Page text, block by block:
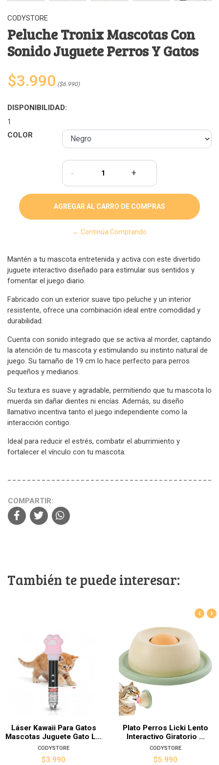
CODYSTORE
Peluche Tronix Mascotas Con
Sonido Juguete Perros Y Gatos
$3.990 ($6.990)
DISPONIBILIDAD:
1
COLOR
- +
← Continúa Comprando
Mantén a tu mascota entretenida y activa con este divertido
juguete interactivo diseñado para estimular sus sentidos y
fomentar el juego diario.
Fabricado con un exterior suave tipo peluche y un interior
resistente, ofrece una combinación ideal entre comodidad y
durabilidad.
Cuenta con sonido integrado que se activa al morder, captando
la atención de tu mascota y estimulando su instinto natural de
juego. Su tamaño de 19 cm lo hace perfecto para perros
pequeños y medianos.
Su textura es suave y agradable, permitiendo que tu mascota lo
muerda sin dañar dientes ni encías. Además, su diseño
llamativo incentiva tanto el juego independiente como la
interacción contigo.
Ideal para reducir el estrés, combatir el aburrimiento y
fortalecer el vínculo con tu mascota.
COMPARTIR:
También te puede interesar:
Láser Kawaii Para Gatos
Mascotas Juguete Gato L...
CODYSTORE
$3.990
Plato Perros Licki Lento
Interactivo Giratorio ...
CODYSTORE
$5.990
‹ ›